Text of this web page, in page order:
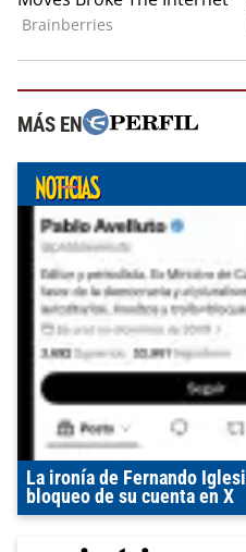
MÁS EN
La ironía de Fernando
bloqueo de su cuenta en X